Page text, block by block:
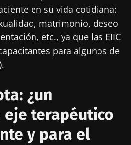
en su vida cotidiana:
matrimonio, deseo
etc., ya que las EIIC
para algunos de
¿un
terapéutico
y para el
vaya tan rápido!
de la microbiota para